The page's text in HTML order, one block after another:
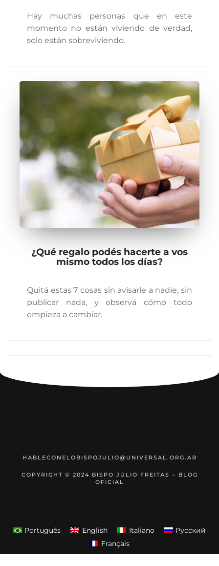
Hay muchas personas que en este
momento no están viviendo de verdad,
solo están sobreviviendo.
¿Qué regalo podés hacerte a vos
mismo todos los días?
Quitá estas 7 cosas sin avisarle a nadie, sin
publicar nada, y observá cómo todo
empieza a cambiar.
HABLECONELOBISPOJULIO@UNIVERSAL.ORG.AR
COPYRIGHT © 2024 BISPO JÚLIO FREITAS – BLOG
OFICIAL
Português English Italiano
Русский
Français